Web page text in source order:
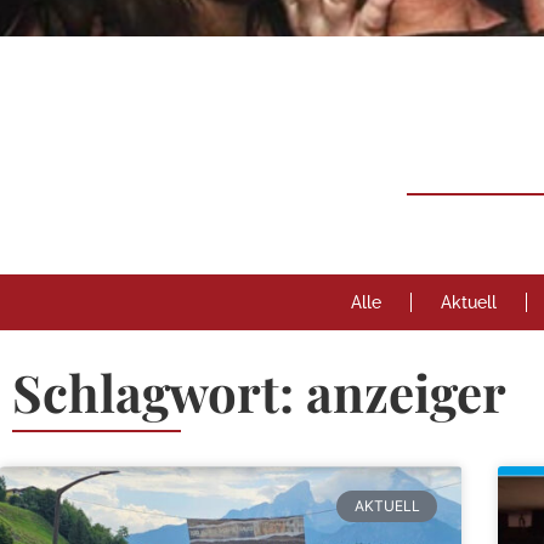
Berchtesgaden
Alle Aktuell
Schlagwort: anzeiger
AKTUELL